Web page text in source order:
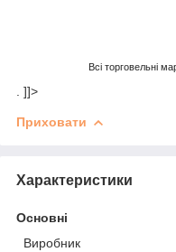
Всі торговельні
. ]]>
Приховати
Характеристики
Основні
Виробник